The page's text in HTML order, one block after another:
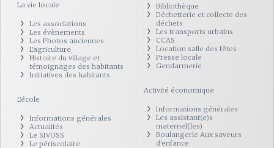
La vie locale
Les associations
Les évènements
Les Photos anciennes
L'agriculture
Histoire du village et
témoignages des habitants
Initiatives des habitants
L'école
Informations générales
Actualités
Le SIVOSS
Le périscolaire
Bibliothèque
Déchetterie et collecte des
déchets
Les transports urbains
CCAS
Location salle des fêtes
Presse locale
Gendarmerie
Activité économique
Informations générales
Les assistant(e)s
maternel(les)
Boulangerie Aux saveurs
d'enfance